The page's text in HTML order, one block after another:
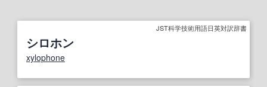
JST科学技術用語日英対訳辞書
シロホン
xylophone